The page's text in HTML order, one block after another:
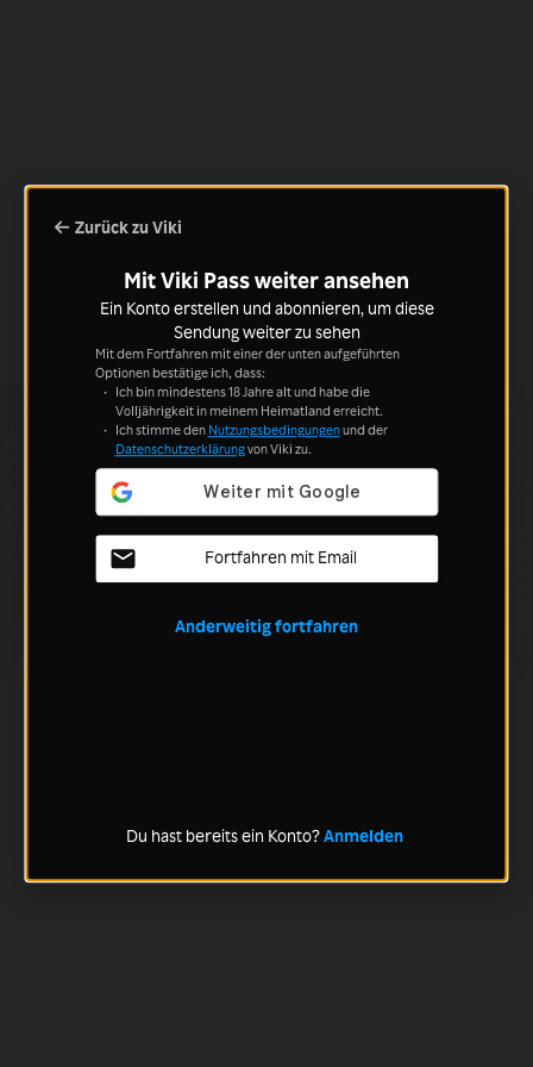
Zurück zu Viki
Mit Viki Pass weiter ansehen
Ein Konto erstellen und abonnieren, um diese
Sendung weiter zu sehen
Mit dem Fortfahren mit einer der unten aufgeführten
Optionen bestätige ich, dass:
Ich bin mindestens 18 Jahre alt und habe die
Volljährigkeit in meinem Heimatland erreicht.
Ich stimme den Nutzungsbedingungenund der
Datenschutzerklärungvon Viki zu.
Fortfahren mit Email
Anderweitig fortfahren
Du hast bereits ein Konto?Anmelden